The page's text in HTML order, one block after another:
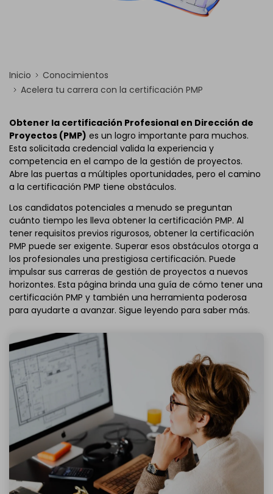
Inicio
Conocimientos
Acelera tu carrera con la certificación PMP
Obtener la certificación Profesional en Dirección de
Proyectos (PMP) es un logro importante para muchos.
Esta solicitada credencial valida la experiencia y
competencia en el campo de la gestión de proyectos.
Abre las puertas a múltiples oportunidades, pero el camino
a la certificación PMP tiene obstáculos.
Los candidatos potenciales a menudo se preguntan
cuánto tiempo les lleva obtener la certificación PMP. Al
tener requisitos previos rigurosos, obtener la certificación
PMP puede ser exigente. Superar esos obstáculos otorga a
los profesionales una prestigiosa certificación. Puede
impulsar sus carreras de gestión de proyectos a nuevos
horizontes. Esta página brinda una guía de cómo tener una
certificación PMP y también una herramienta poderosa
para ayudarte a avanzar. Sigue leyendo para saber más.